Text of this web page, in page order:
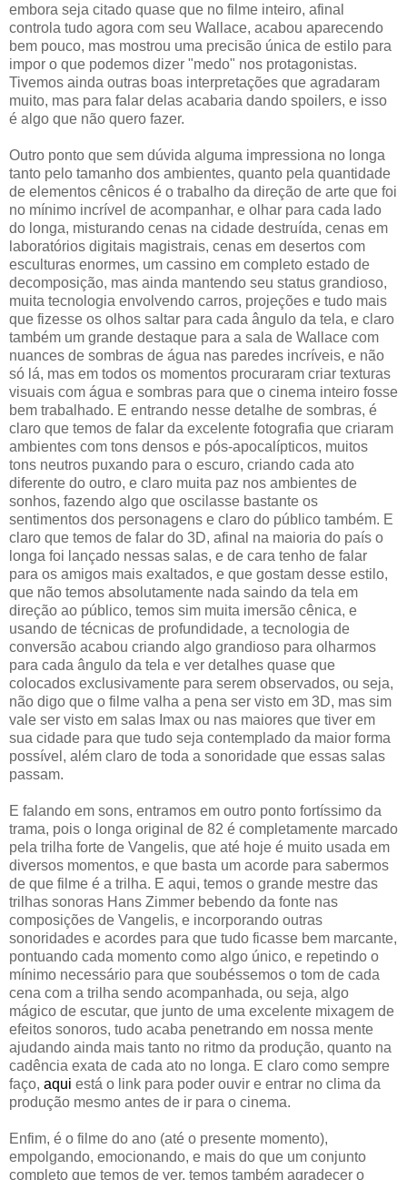
embora seja citado quase que no filme inteiro, afinal
controla tudo agora com seu Wallace, acabou aparecendo
bem pouco, mas mostrou uma precisão única de estilo para
impor o que podemos dizer "medo" nos protagonistas.
Tivemos ainda outras boas interpretações que agradaram
muito, mas para falar delas acabaria dando spoilers, e isso
é algo que não quero fazer.
Outro ponto que sem dúvida alguma impressiona no longa
tanto pelo tamanho dos ambientes, quanto pela quantidade
de elementos cênicos é o trabalho da direção de arte que foi
no mínimo incrível de acompanhar, e olhar para cada lado
do longa, misturando cenas na cidade destruída, cenas em
laboratórios digitais magistrais, cenas em desertos com
esculturas enormes, um cassino em completo estado de
decomposição, mas ainda mantendo seu status grandioso,
muita tecnologia envolvendo carros, projeções e tudo mais
que fizesse os olhos saltar para cada ângulo da tela, e claro
também um grande destaque para a sala de Wallace com
nuances de sombras de água nas paredes incríveis, e não
só lá, mas em todos os momentos procuraram criar texturas
visuais com água e sombras para que o cinema inteiro fosse
bem trabalhado. E entrando nesse detalhe de sombras, é
claro que temos de falar da excelente fotografia que criaram
ambientes com tons densos e pós-apocalípticos, muitos
tons neutros puxando para o escuro, criando cada ato
diferente do outro, e claro muita paz nos ambientes de
sonhos, fazendo algo que oscilasse bastante os
sentimentos dos personagens e claro do público também. E
claro que temos de falar do 3D, afinal na maioria do país o
longa foi lançado nessas salas, e de cara tenho de falar
para os amigos mais exaltados, e que gostam desse estilo,
que não temos absolutamente nada saindo da tela em
direção ao público, temos sim muita imersão cênica, e
usando de técnicas de profundidade, a tecnologia de
conversão acabou criando algo grandioso para olharmos
para cada ângulo da tela e ver detalhes quase que
colocados exclusivamente para serem observados, ou seja,
não digo que o filme valha a pena ser visto em 3D, mas sim
vale ser visto em salas Imax ou nas maiores que tiver em
sua cidade para que tudo seja contemplado da maior forma
possível, além claro de toda a sonoridade que essas salas
passam.
E falando em sons, entramos em outro ponto fortíssimo da
trama, pois o longa original de 82 é completamente marcado
pela trilha forte de Vangelis, que até hoje é muito usada em
diversos momentos, e que basta um acorde para sabermos
de que filme é a trilha. E aqui, temos o grande mestre das
trilhas sonoras Hans Zimmer bebendo da fonte nas
composições de Vangelis, e incorporando outras
sonoridades e acordes para que tudo ficasse bem marcante,
pontuando cada momento como algo único, e repetindo o
mínimo necessário para que soubéssemos o tom de cada
cena com a trilha sendo acompanhada, ou seja, algo
mágico de escutar, que junto de uma excelente mixagem de
efeitos sonoros, tudo acaba penetrando em nossa mente
ajudando ainda mais tanto no ritmo da produção, quanto na
cadência exata de cada ato no longa. E claro como sempre
faço, aqui está o link para poder ouvir e entrar no clima da
produção mesmo antes de ir para o cinema.
Enfim, é o filme do ano (até o presente momento),
empolgando, emocionando, e mais do que um conjunto
completo que temos de ver, temos também agradecer o